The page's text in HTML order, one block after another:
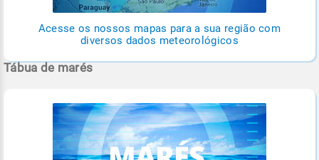
Acesse os nossos mapas para a sua região com
diversos dados meteorológicos
Tábua de marés